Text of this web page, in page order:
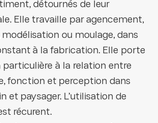
détournés de leur
Elle travaille par agencement,
ou moulage, dans
à la fabrication. Elle porte
à la relation entre
fonction et perception dans
et paysager. L’utilisation de
récurent.